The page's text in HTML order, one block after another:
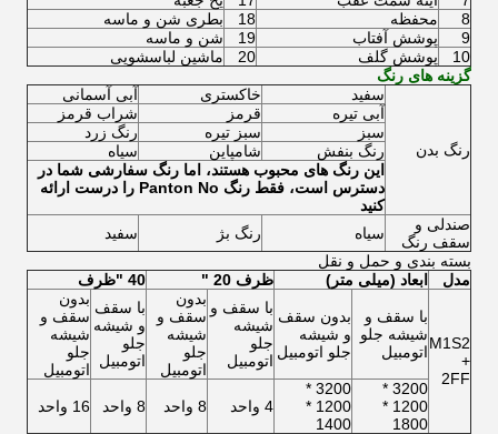
8
محفظه 18
بطری شن و ماسه
9
پوشش آفتاب 19
شن و ماسه
10
پوشش گلف 20
ماشین لباسشویی
گزینه های رنگ
رنگ بدن
سفید خاکستری
آبی آسمانی
آبی تیره
قرمز
شراب قرمز
سبز
سبز تیره
رنگ زرد
رنگ بنفش
شامپاین
سیاه
این رنگ های محبوب هستند، اما رنگ سفارشی شما در
دسترس است، فقط رنگ Panton No را درست ارائه
کنید
صندلی و
سقف رنگ
سیاه رنگ بژ
سفید
بسته بندی و حمل و نقل
مدل
ابعاد (میلی متر) ظرف 20 " 40 "ظرف
M1S2
+
2FF
با سقف و
شیشه جلو
اتومبیل
بدون سقف
و شیشه
جلو اتومبیل
با سقف و
شیشه
جلو
اتومبیل
بدون
سقف و
شیشه
جلو
اتومبیل
با سقف
و شیشه
جلو
اتومبیل
بدون
سقف و
شیشه
جلو
اتومبیل
3200 *
1200 *
1800
3200 *
1200 *
1400
4 واحد 8 واحد 8 واحد 16 واحد